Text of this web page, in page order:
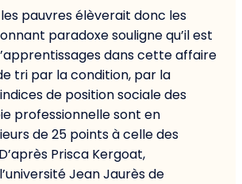
pauvres élèverait donc les
paradoxe souligne qu’il est
dans cette affaire
tri par la condition, par la
de position sociale des
professionnelle sont en
de 25 points à celle des
Prisca Kergoat,
Jean Jaurès de